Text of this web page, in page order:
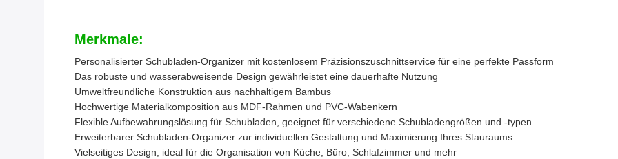
Merkmale:
Personalisierter Schubladen-Organizer mit kostenlosem Präzisionszuschnittservice für eine perfekte Passform
Das robuste und wasserabweisende Design gewährleistet eine dauerhafte Nutzung
Umweltfreundliche Konstruktion aus nachhaltigem Bambus
Hochwertige Materialkomposition aus MDF-Rahmen und PVC-Wabenkern
Flexible Aufbewahrungslösung für Schubladen, geeignet für verschiedene Schubladengrößen und -typen
Erweiterbarer Schubladen-Organizer zur individuellen Gestaltung und Maximierung Ihres Stauraums
Vielseitiges Design, ideal für die Organisation von Küche, Büro, Schlafzimmer und mehr